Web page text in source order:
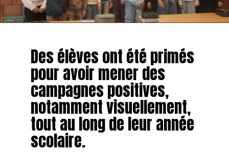
Des élèves ont été primés
pour avoir mener des
campagnes positives,
notamment visuellement,
tout au long de leur année
scolaire.